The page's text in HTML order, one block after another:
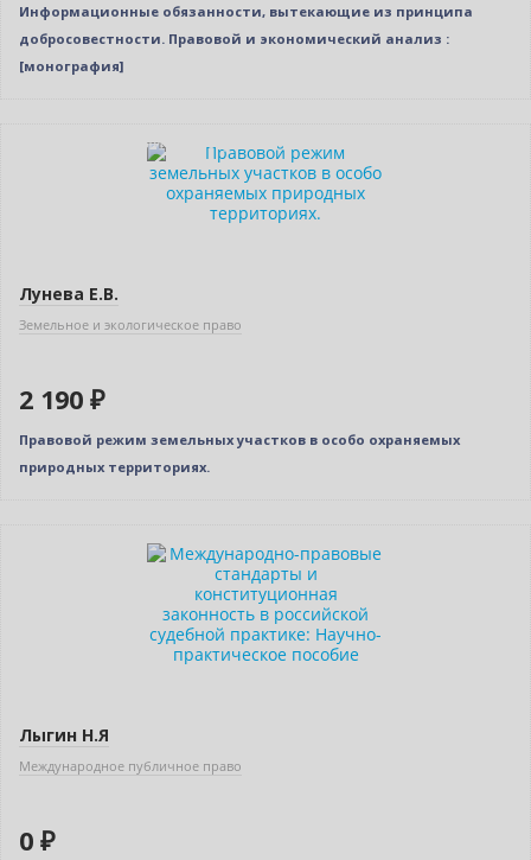
Информационные обязанности, вытекающие из принципа
добросовестности. Правовой и экономический анализ :
[монография]
Индивидуальный подход
Лунева Е.В.
Земельное и экологическое право
2 190 ₽
Правовой режим земельных участков в особо охраняемых
природных территориях.
Лыгин Н.Я
Международное публичное право
0 ₽